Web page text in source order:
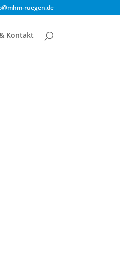
ruegen.de
Kontakt